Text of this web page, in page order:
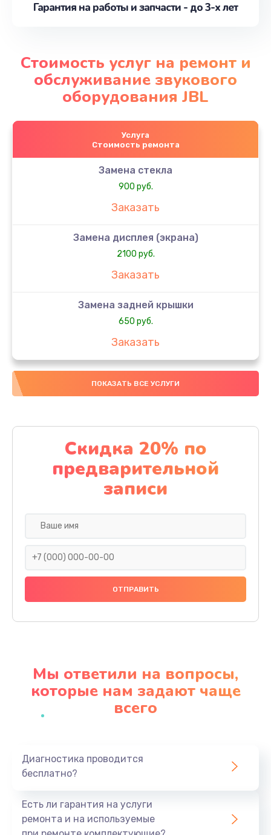
Гарантия на работы и запчасти - до 3-х лет
Стоимость услуг на ремонт и
обслуживание звукового
оборудования JBL
Услуга
Стоимость ремонта
Замена стекла
900 руб.
Заказать
Замена дисплея (экрана)
2100 руб.
Заказать
Замена задней крышки
650 руб.
Заказать
Замена аккумулятора
4000 руб.
Замена материнской платы
1100 руб.
Заказать
Замена праймера
1000 руб.
Заказать
Профилактическая чистка
Заказать
ПОКАЗАТЬ ВСЕ УСЛУГИ
Скидка 20% по
предварительной
записи
Мы ответили на вопросы,
которые нам задают чаще
всего
Диагностика проводится
бесплатно?
Есть ли гарантия на услуги
ремонта и на используемые